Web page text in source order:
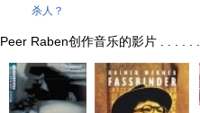
杀人？
Peer Raben创作音乐的影片 . . . . . .